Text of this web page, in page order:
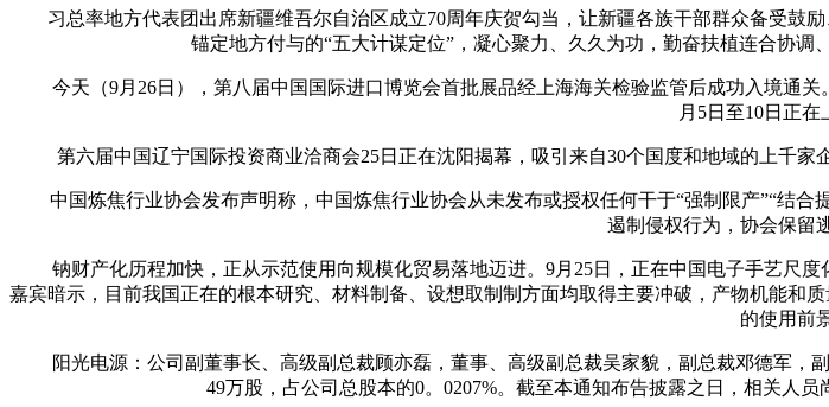
习总率地方代表团出席新疆维吾尔自治区成立70周年庆贺勾当，让新疆各族干部群众备受鼓
锚定地方付与的“五大计谋定位”，凝心聚力、久久为功，勤奋扶植连合协
今天（9月26日），第八届中国国际进口博览会首批展品经上海海关检验监管后成功入境通关
月5日至10日正在
第六届中国辽宁国际投资商业洽商会25日正在沈阳揭幕，吸引来自30个国度和地域的上千家
中国炼焦行业协会发布声明称，中国炼焦行业协会从未发布或授权任何干于“强制限产”“结合
遏制侵权行为，协会保留
钠财产化历程加快，正从示范使用向规模化贸易落地迈进。9月25日，正在中国电子手艺尺度
嘉宾暗示，目前我国正在的根本研究、材料制备、设想取制制方面均取得主要冲破，产物机能和
的使用前
阳光电源：公司副董事长、高级副总裁顾亦磊，董事、高级副总裁吴家貌，副总裁邓德军，
49万股，占公司总股本的0。0207%。截至本通知布告披露之日，相关人